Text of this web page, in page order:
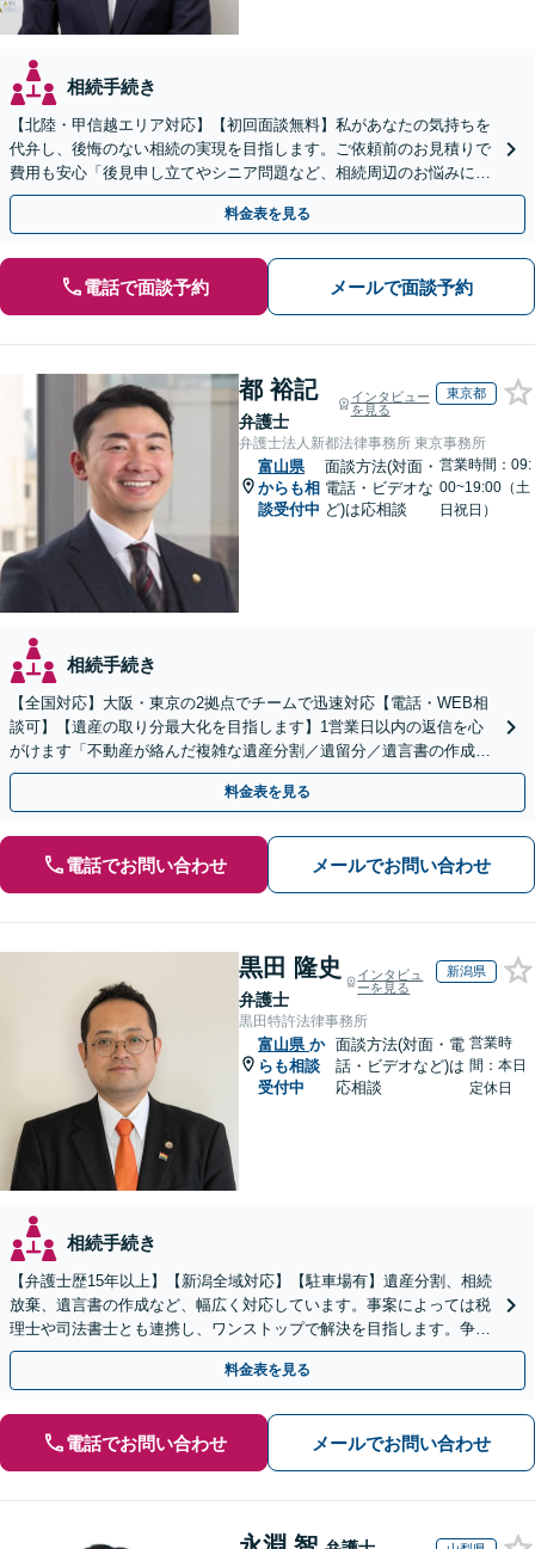
相続手続き
【北陸・甲信越エリア対応】【初回面談無料】私があなたの気持ちを
代弁し、後悔のない相続の実現を目指します。ご依頼前のお見積りで
費用も安心「後見申し立てやシニア問題など、相続周辺のお悩みにも
対処可能」【WEB面談対応】
料金表を見る
電話で面談予約 メールで面談予約
都 裕記
弁護士
インタビュー
を見る
東京都
弁護士法人新都法律事務所 東京事務所
富山県
からも相
談受付中
面談方法(対面・
電話・ビデオな
ど)は応相談
営業時間：09:
00~19:00（土
日祝日）
相続手続き
【全国対応】大阪・東京の2拠点でチームで迅速対応【電話・WEB相
談可】【遺産の取り分最大化を目指します】1営業日以内の返信を心
がけます「不動産が絡んだ複雑な遺産分割／遺留分／遺言書の作成・
執行／事業承継など、お任せください」【休日相談あり】
料金表を見る
電話でお問い合わせ メールでお問い合わせ
黒田 隆史
弁護士
インタビュ
ーを見る
新潟県
黒田特許法律事務所
富山県 か
らも相談
受付中
面談方法(対面・電
話・ビデオなど)は
応相談
営業時
間：本日
定休日
相続手続き
【弁護士歴15年以上】【新潟全域対応】【駐車場有】遺産分割、相続
放棄、遺言書の作成など、幅広く対応しています。事案によっては税
理士や司法書士とも連携し、ワンストップで解決を目指します。争い
を防ぐためにもぜひご相談ください。【分割払い可】
料金表を見る
電話でお問い合わせ メールでお問い合わせ